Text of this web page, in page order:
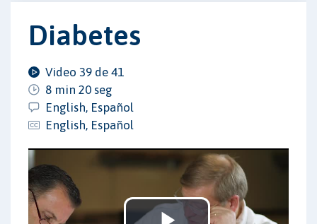
Diabetes
Video 39 de 41
8 min 20 seg
English, Español
English, Español